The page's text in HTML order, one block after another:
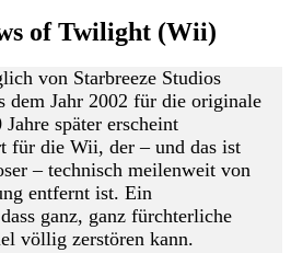
of Twilight (Wii)
von Starbreeze Studios
dem Jahr 2002 für die originale
später erscheint
für die Wii, der – und das ist
– technisch meilenweit von
entfernt ist. Ein
ganz, ganz fürchterliche
völlig zerstören kann.